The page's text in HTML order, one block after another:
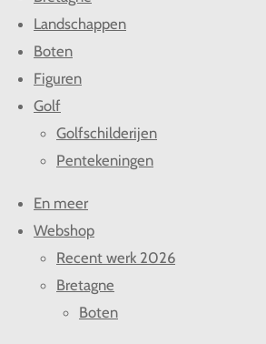
Landschappen
Boten
Figuren
Golf
Golfschilderijen
Pentekeningen
En meer
Webshop
Recent werk 2026
Bretagne
Boten